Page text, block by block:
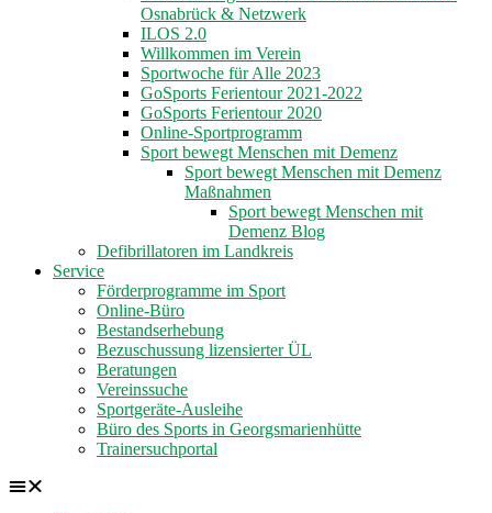
Osnabrück & Netzwerk
ILOS 2.0
Willkommen im Verein
Sportwoche für Alle 2023
GoSports Ferientour 2021-2022
GoSports Ferientour 2020
Online-Sportprogramm
Sport bewegt Menschen mit Demenz
Sport bewegt Menschen mit Demenz
Maßnahmen
Sport bewegt Menschen mit
Demenz Blog
Defibrillatoren im Landkreis
Service
Förderprogramme im Sport
Online-Büro
Bestandserhebung
Bezuschussung lizensierter ÜL
Beratungen
Vereinssuche
Sportgeräte-Ausleihe
Büro des Sports in Georgsmarienhütte
Trainersuchportal